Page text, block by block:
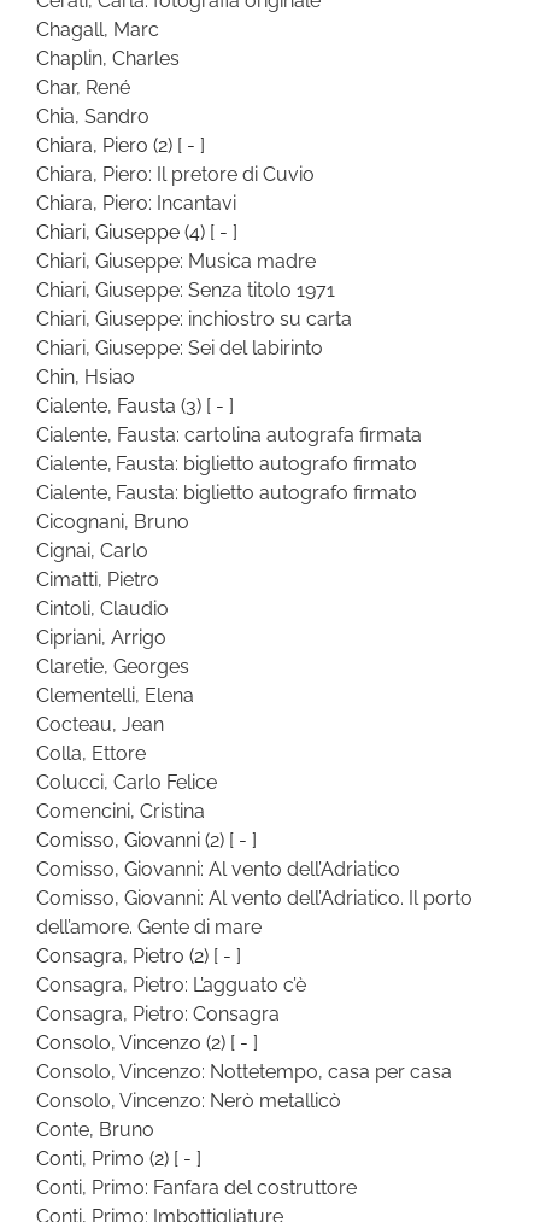
Chagall, Marc
Chaplin, Charles
Char, René
Chia, Sandro
Chiara, Piero (2) [ - ]
Chiara, Piero: Il pretore di Cuvio
Chiara, Piero: Incantavi
Chiari, Giuseppe (4) [ - ]
Chiari, Giuseppe: Musica madre
Chiari, Giuseppe: Senza titolo 1971
Chiari, Giuseppe: inchiostro su carta
Chiari, Giuseppe: Sei del labirinto
Chin, Hsiao
Cialente, Fausta (3) [ - ]
Cialente, Fausta: cartolina autografa firmata
Cialente, Fausta: biglietto autografo firmato
Cialente, Fausta: biglietto autografo firmato
Cicognani, Bruno
Cignai, Carlo
Cimatti, Pietro
Cintoli, Claudio
Cipriani, Arrigo
Claretie, Georges
Clementelli, Elena
Cocteau, Jean
Colla, Ettore
Colucci, Carlo Felice
Comencini, Cristina
Comisso, Giovanni (2) [ - ]
Comisso, Giovanni: Al vento dell’Adriatico
Comisso, Giovanni: Al vento dell’Adriatico. Il porto
dell’amore. Gente di mare
Consagra, Pietro (2) [ - ]
Consagra, Pietro: L’agguato c’è
Consagra, Pietro: Consagra
Consolo, Vincenzo (2) [ - ]
Consolo, Vincenzo: Nottetempo, casa per casa
Consolo, Vincenzo: Nerò metallicò
Conte, Bruno
Conti, Primo (2) [ - ]
Conti, Primo: Fanfara del costruttore
Conti, Primo: Imbottigliature